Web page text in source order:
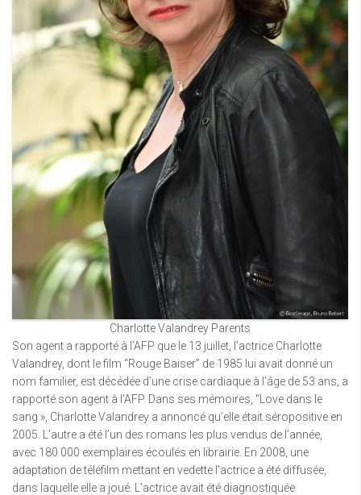
Charlotte Valandrey Parents
Son agent a rapporté à l’AFP que le 13 juillet, l’actrice Charlotte
Valandrey, dont le film “Rouge Baiser” de 1985 lui avait donné un
nom familier, est décédée d’une crise cardiaque à l’âge de 53 ans, a
rapporté son agent à l’AFP. Dans ses mémoires, “Love dans le
sang », Charlotte Valandrey a annoncé qu’elle était séropositive en
2005. L’autre a été l’un des romans les plus vendus de l’année,
avec 180 000 exemplaires écoulés en librairie. En 2008, une
adaptation de téléfilm mettant en vedette l’actrice a été diffusée,
dans laquelle elle a joué. L’actrice avait été diagnostiquée